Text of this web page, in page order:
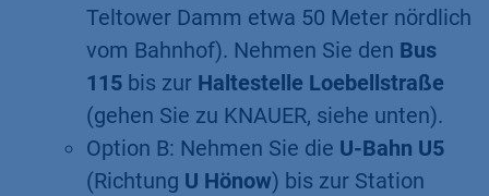
Teltower Damm etwa 50 Meter nördlich
vom Bahnhof). Nehmen Sie den Bus
115 bis zur Haltestelle Loebellstraße
(gehen Sie zu KNAUER, siehe unten).
Option B: Nehmen Sie die U-Bahn U5
(Richtung U Hönow) bis zur Station